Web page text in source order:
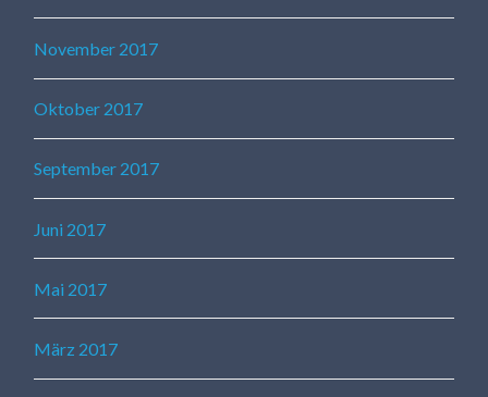
November 2017
Oktober 2017
September 2017
Juni 2017
Mai 2017
März 2017